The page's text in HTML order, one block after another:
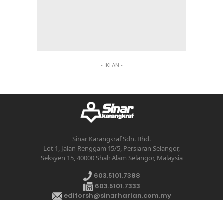
- IKLAN -
Sinar Karangkraf Sdn. Bhd.
Lot 1, Jalan Renggam 15/5, Persiaran Selangor,
Seksyen 15, 40000 Shah Alam Selangor, Malaysia
603.5101.7388
603.5101.7333
editorsh@sinarharian.com.my